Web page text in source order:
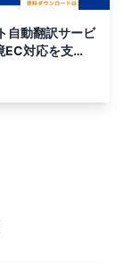
自動翻訳サービ
EC対応を支